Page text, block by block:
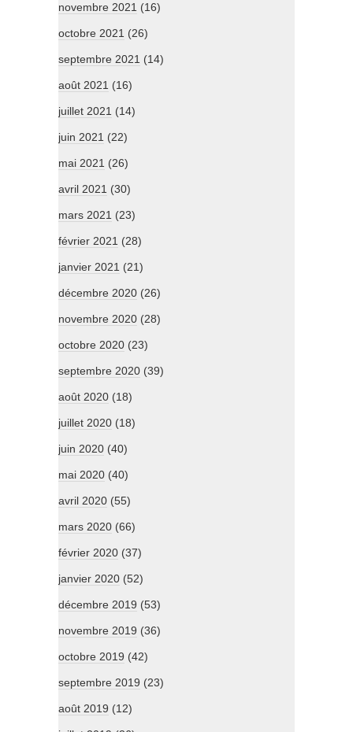
novembre 2021 (16)
octobre 2021 (26)
septembre 2021 (14)
août 2021 (16)
juillet 2021 (14)
juin 2021 (22)
mai 2021 (26)
avril 2021 (30)
mars 2021 (23)
février 2021 (28)
janvier 2021 (21)
décembre 2020 (26)
novembre 2020 (28)
octobre 2020 (23)
septembre 2020 (39)
août 2020 (18)
juillet 2020 (18)
juin 2020 (40)
mai 2020 (40)
avril 2020 (55)
mars 2020 (66)
février 2020 (37)
janvier 2020 (52)
décembre 2019 (53)
novembre 2019 (36)
octobre 2019 (42)
septembre 2019 (23)
août 2019 (12)